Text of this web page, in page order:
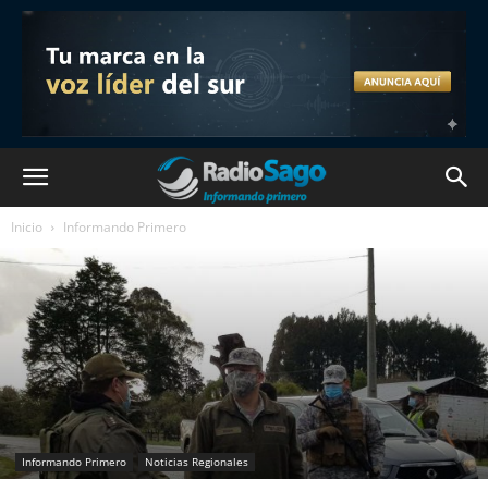
Inicio Informando Primero
Informando Primero Noticias Regionales